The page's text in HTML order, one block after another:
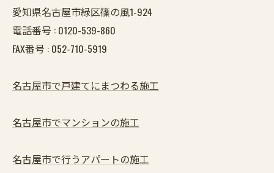
愛知県名古屋市緑区篠の風1-924
電話番号 : 0120-539-860
FAX番号 : 052-710-5919
名古屋市で戸建てにまつわる施工
名古屋市でマンションの施工
名古屋市で行うアパートの施工